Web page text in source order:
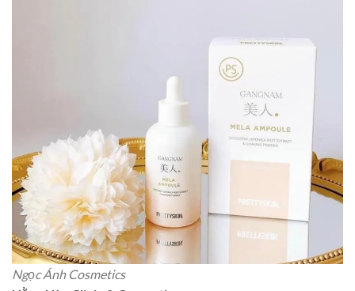
Ngọc Ánh Cosmetics